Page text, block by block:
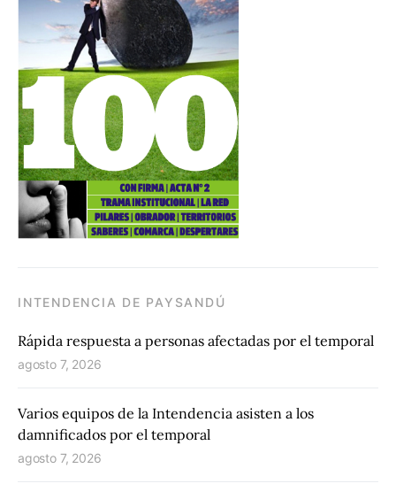
INTENDENCIA DE PAYSANDÚ
Rápida respuesta a personas afectadas por el temporal
agosto 7, 2026
Varios equipos de la Intendencia asisten a los
damnificados por el temporal
agosto 7, 2026